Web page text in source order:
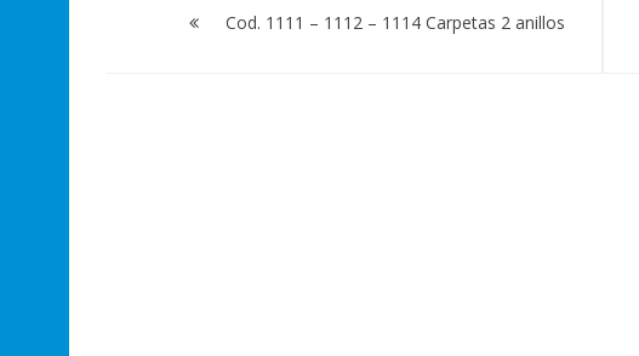
Cod. 1111 – 1112 – 1114 Carpetas 2 anillos